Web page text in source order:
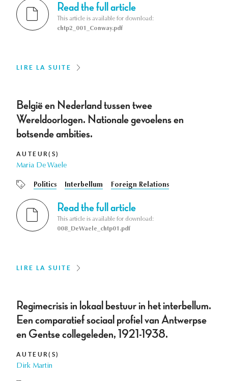
Read the full article
This article is available for download:
chtp2_001_Conway.pdf
LIRE LA SUITE
België en Nederland tussen twee
Wereldoorlogen. Nationale gevoelens en
botsende ambities.
AUTEUR(S)
Maria De Waele
Politics Interbellum Foreign Relations
Read the full article
This article is available for download:
008_DeWaele_chtp01.pdf
LIRE LA SUITE
Regimecrisis in lokaal bestuur in het interbellum.
Een comparatief sociaal profiel van Antwerpse
en Gentse collegeleden, 1921-1938.
AUTEUR(S)
Dirk Martin